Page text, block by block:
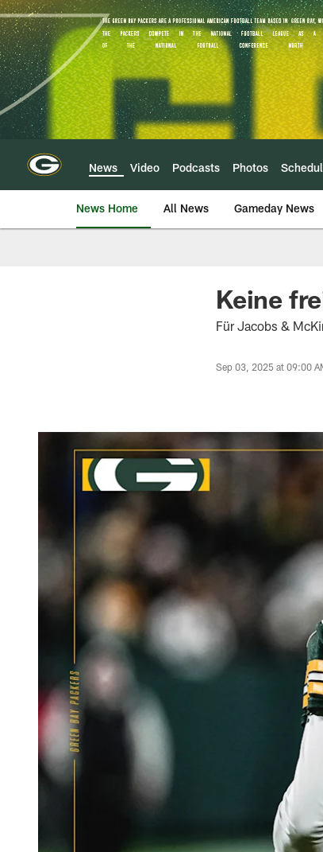
Skip
to
main
content
News Video Podcasts Photos
News Home All News Gameday News
Keine
Für Jacobs &
Sep 03, 2025 at 09:00